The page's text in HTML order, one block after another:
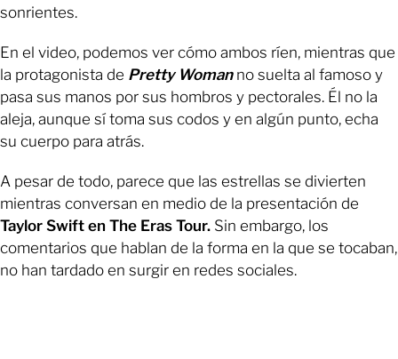
sonrientes.
En el video, podemos ver cómo ambos ríen, mientras que
la protagonista de Pretty Womanno suelta al famoso y
pasa sus manos por sus hombros y pectorales. Él no la
aleja, aunque sí toma sus codos y en algún punto, echa
su cuerpo para atrás.
A pesar de todo, parece que las estrellas se divierten
mientras conversan en medio de la presentación de
Taylor Swift en The Eras Tour. Sin embargo, los
comentarios que hablan de la forma en la que se tocaban,
no han tardado en surgir en redes sociales.